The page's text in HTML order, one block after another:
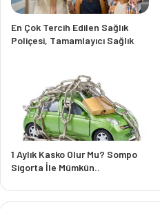
En Çok Tercih Edilen Sağlık
Poliçesi, Tamamlayıcı Sağlık
1 Aylık Kasko Olur Mu? Sompo
Sigorta İle Mümkün..